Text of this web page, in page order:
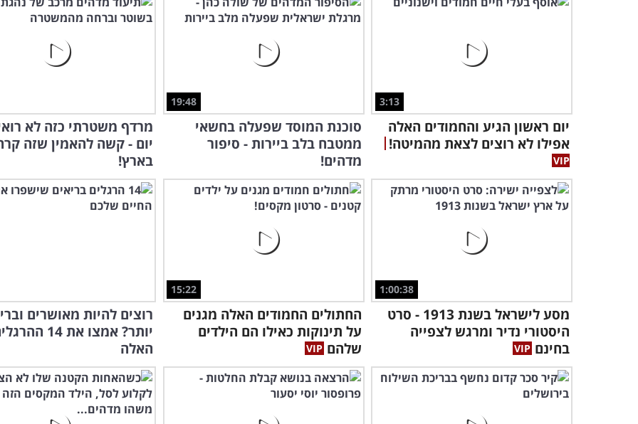
3:13
יום ראשון הגיע והחמודים האלה
אפילו לא רוצים לצאת מהמיטה!
19:48
סוכנת המוסד שפעלה בחשאי
ממטבח בלב ביירות - סיפור
מדהים!
מרדף משטרתי כזה לא
יום - קשה להאמין שזה
בארץ!
1:00:38
מסע לישראל בשנת 1913 - סרט
היסטורי נדיר ומרגש לצפייה
בחינם
15:22
החתולים החמודים האלה מגנים
על תינוקות כאילו הם הילדים
שלהם
רוצים להיות מאושרים
יותר? אמצו את 14
האלה